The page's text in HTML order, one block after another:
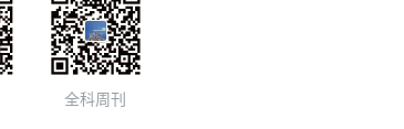
全科周刊